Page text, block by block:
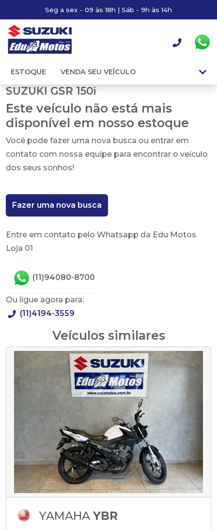
Seg a sex - 09 às 18h | Sáb - 9h às 14h
ESTOQUE VENDA SEU VEÍCULO
SUZUKI GSR 150i
Este veículo não está mais
disponível em nosso estoque
Você pode fazer uma nova busca ou entrar em
contato com nossa equipe para encontrar o veículo
dos seus sonhos!
Fazer uma nova busca
Entre em contato pelo Whatsapp da Edu Motos
Loja 01
(11)94080-8700
Ou ligue agora para:
(11)4194-3559
Veículos similares
YAMAHA YBR